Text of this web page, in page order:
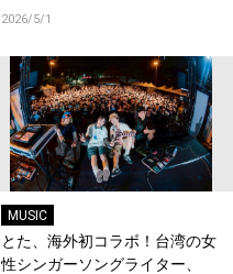
フォーマンス映像に注目！
2026/5/1
MUSIC
とた、海外初コラボ！台湾の女
性シンガーソングライター、